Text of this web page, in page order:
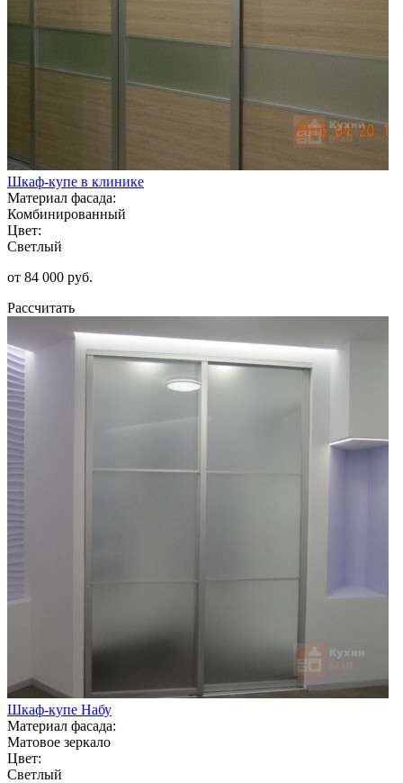
Шкаф-купе в клинике
Материал фасада:
Комбинированный
Цвет:
Светлый
от 84 000 руб.
Рассчитать
Шкаф-купе Набу
Материал фасада:
Матовое зеркало
Цвет:
Светлый